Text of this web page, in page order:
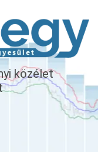
közélet